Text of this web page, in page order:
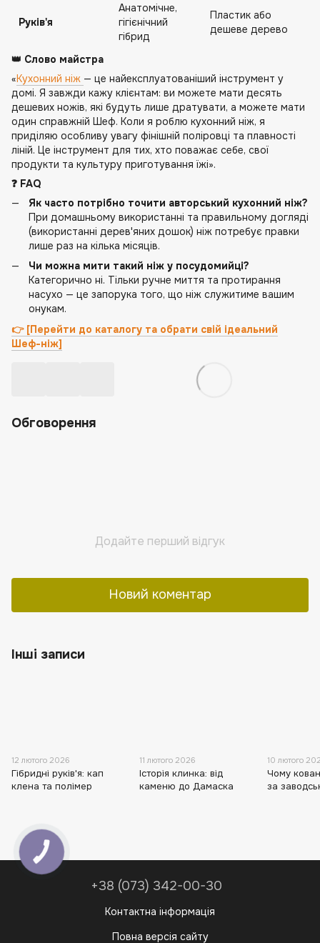
Руків'я
Анатомічне,
гігієнічний
гібрид
Пластик або
дешеве дерево
👑 Слово майстра
«Кухонний ніж — це найексплуатованіший інструмент у
домі. Я завжди кажу клієнтам: ви можете мати десять
дешевих ножів, які будуть лише дратувати, а можете мати
один справжній Шеф. Коли я роблю кухонний ніж, я
приділяю особливу увагу фінішній поліровці та плавності
ліній. Це інструмент для тих, хто поважає себе, свої
продукти та культуру приготування їжі».
❓ FAQ
Як часто потрібно точити авторський кухонний ніж?
При домашньому використанні та правильному догляді
(використанні дерев'яних дошок) ніж потребує правки
лише раз на кілька місяців.
Чи можна мити такий ніж у посудомийці?
Категорично ні. Тільки ручне миття та протирання
насухо — це запорука того, що ніж служитиме вашим
онукам.
👉 [Перейти до каталогу та обрати свій ідеальний
Шеф-ніж]
Обговорення
Додайте перший відгук
Новий коментар
Інші записи
12 лютого 2026
Гібридні руків'я: кап
клена та полімер
11 лютого 2026
Історія клинка: від
каменю до Дамаска
10 лютого
Чому
за
+38 (073) 342-00-30
Контактна інформація
Повна версія сайту
КНОПКА
ЗВ'ЯЗКУ